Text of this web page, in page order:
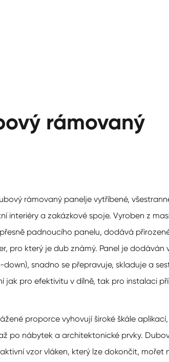
rámovaný
rámovaný panelje vytříbené,
interiéry a zakázkové spoje. Vyroben z
padnoucího panelu, dodává přirozené
pro který je dub známý. Panel je dodáván
snadno se přepravuje, skladuje a
jak pro efektivitu v dílně, tak pro instalaci
proporce vyhovují široké škále
po nábytek a architektonické prvky.
vzor vláken, který lze dokončit, mořet